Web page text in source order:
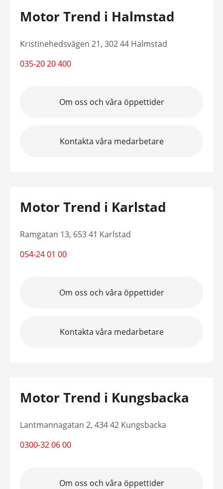
Motor Trend i Halmstad
Kristinehedsvägen 21, 302 44 Halmstad
035-20 20 400
Om oss och våra öppettider
Kontakta våra medarbetare
Motor Trend i Karlstad
Ramgatan 13, 653 41 Karlstad
054-24 01 00
Om oss och våra öppettider
Kontakta våra medarbetare
Motor Trend i Kungsbacka
Lantmannagatan 2, 434 42 Kungsbacka
0300-32 06 00
Om oss och våra öppettider